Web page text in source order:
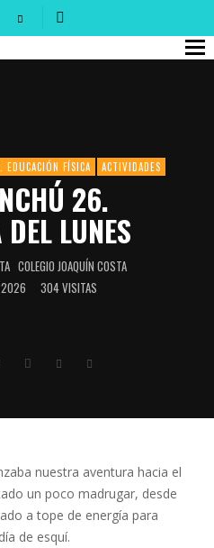
EDUCACIÓN FÍSICA ACTIVIDADES
26.
LUNES
COLEGIO JOAQUÍN COSTA
2026
304 VISITAS
nuestra aventura hacia el
un poco madrugar, desde
a tope de energía para
de esquí.